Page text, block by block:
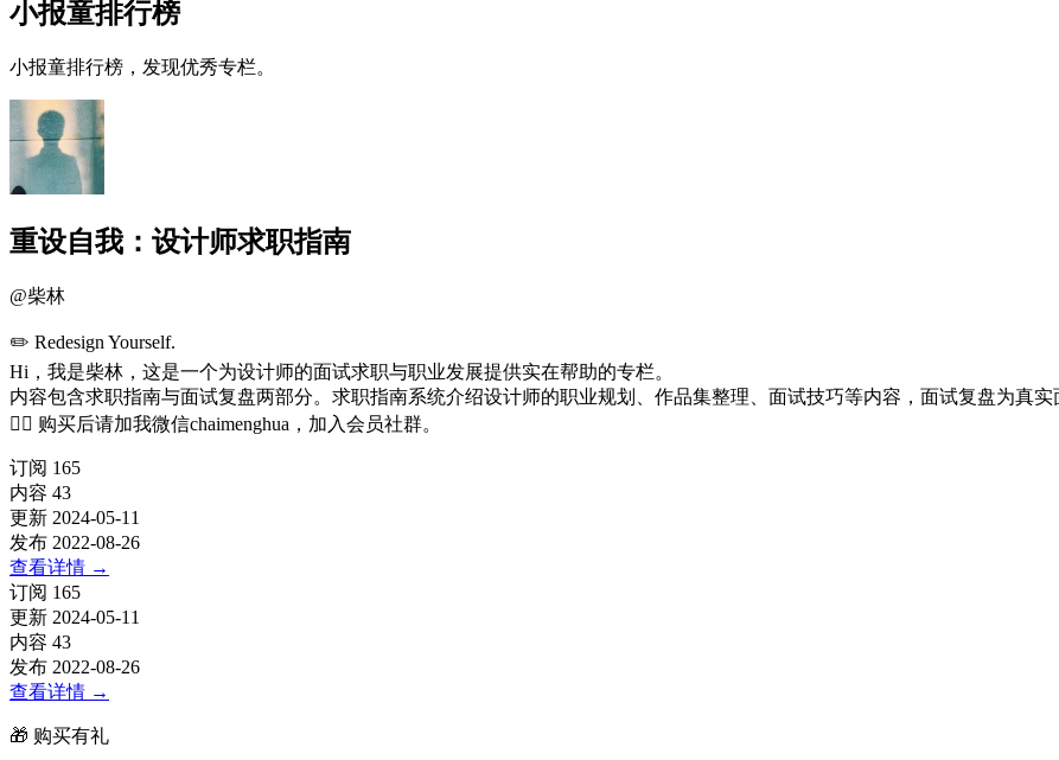
小报童排行榜
小报童排行榜，发现优秀专栏。
重设自我：设计师求职指南
@柴林
✏️ Redesign Yourself.
Hi，我是柴林，这是一个为设计师的面试求职与职业发展提供实在帮助的专栏。
内容包含求职指南与面试复盘两部分。求职指南系统介绍设计师的职业规划、作品集整理、面试技巧等内容，面试复盘为真实
🙋‍♂️ 购买后请加我微信chaimenghua，加入会员社群。
订阅 165
内容 43
更新 2024-05-11
发布 2022-08-26
查看详情 →
订阅 165
更新 2024-05-11
内容 43
发布 2022-08-26
查看详情 →
🎁 购买有礼